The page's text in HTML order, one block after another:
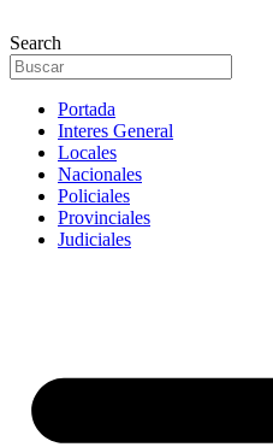
Search
Portada
Interes General
Locales
Nacionales
Policiales
Provinciales
Judiciales